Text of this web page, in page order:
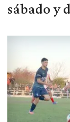
sábado y